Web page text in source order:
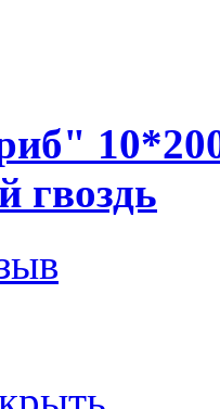
гвоздь